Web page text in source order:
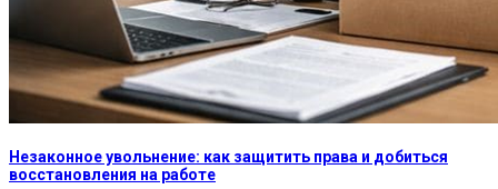
Незаконное увольнение: как защитить права и добиться
восстановления на работе